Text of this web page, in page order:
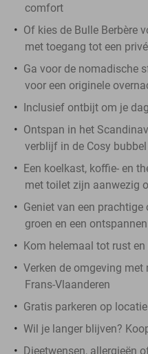
comfort
Of kies de Bulle Berbère
met toegang tot een
Ga voor de nomadische
voor een originele
Inclusief ontbijt om je
Ontspan in het
verblijf in de Cosy
Een koelkast, koffie- en
met toilet zijn aanwezig
Geniet van een
groen en een
Kom helemaal tot rust
Verken de omgeving
Frans-Vlaanderen
Gratis parkeren op
Wil je langer blijven?
Dieetwensen, allergieën